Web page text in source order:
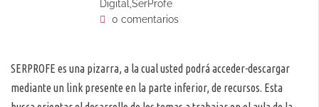
Digital,SerProfe
0 comentarios
SERPROFE es una pizarra, a la cual usted podrá acceder-descargar
mediante un link presente en la parte inferior, de recursos. Esta